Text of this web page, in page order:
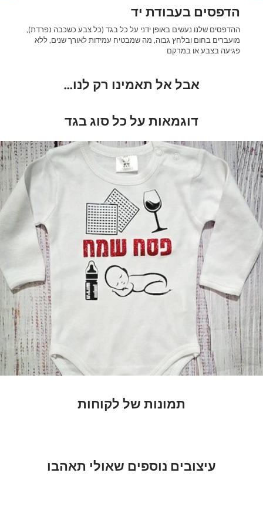
הדפסים בעבודת יד
ההדפסים שלנו נעשים באופן ידני על כל בגד (כל צבע כשכבה נפרדת),
מועברים בחום ובלחץ גבוה, מה שמבטיח עמידות לאורך שנים, ללא
פגיעה בצבע או במרקם
אבל אל תאמינו רק לנו...
דוגמאות על כל סוג בגד
תמונות של לקוחות
עיצובים נוספים שאולי תאהבו